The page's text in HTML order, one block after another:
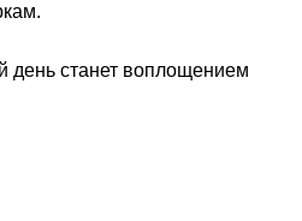
день станет воплощением